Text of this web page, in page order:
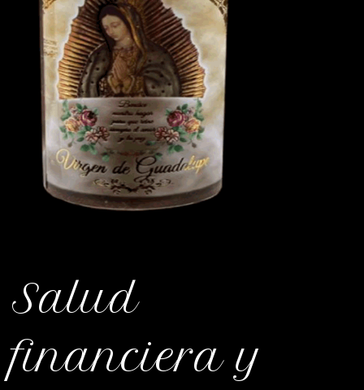
Salud
financiera y